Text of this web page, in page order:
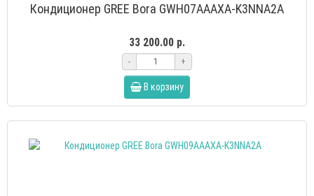
Кондиционер GREE Bora GWH07AAAXA-K3NNA2A
33 200.00 р.
- +
В корзину